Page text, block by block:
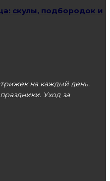
скулы, подбородок и
на каждый день.
Уход за